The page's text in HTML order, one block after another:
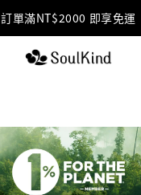
訂單滿NT$2000 即享免運